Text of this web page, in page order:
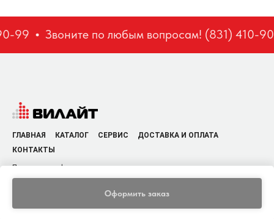
Оформить заказ
99 Звоните по любым вопросам! (831) 410-
ГЛАВНАЯ КАТАЛОГ СЕРВИС
ДОСТАВКА И ОПЛАТА
КОНТАКТЫ
Политика конфиденциальности